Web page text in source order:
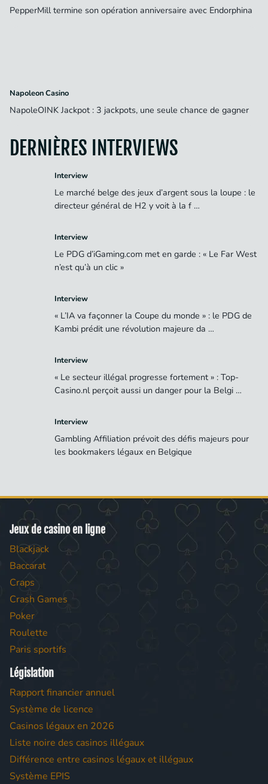
PepperMill termine son opération anniversaire avec Endorphina
Napoleon Casino
NapoleOINK Jackpot : 3 jackpots, une seule chance de gagner
DERNIÈRES INTERVIEWS
Interview
Le marché belge des jeux d’argent sous la loupe : le
directeur général de H2 y voit à la f …
Interview
Le PDG d’iGaming.com met en garde : « Le Far West
n’est qu’à un clic »
Interview
« L’IA va façonner la Coupe du monde » : le PDG de
Kambi prédit une révolution majeure da …
Interview
« Le secteur illégal progresse fortement » : Top-
Casino.nl perçoit aussi un danger pour la Belgi …
Interview
Gambling Affiliation prévoit des défis majeurs pour
les bookmakers légaux en Belgique
Jeux de casino en ligne
Blackjack
Baccarat
Craps
Crash Games
Poker
Roulette
Paris sportifs
Législation
Rapport financier annuel
Système de licence
Casinos légaux en 2026
Liste noire des casinos illégaux
Différence entre casinos légaux et illégaux
Système EPIS